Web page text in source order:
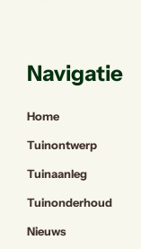
Navigatie
Home
Tuinontwerp
Tuinaanleg
Tuinonderhoud
Nieuws